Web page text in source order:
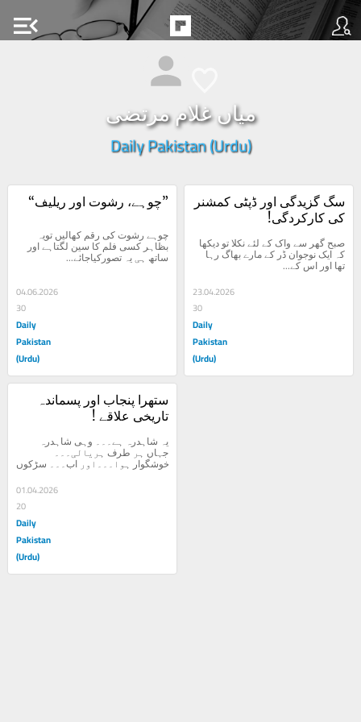
menu_open
میاں غلام مرتضی
Daily Pakistan (Urdu)
”چوہے، رشوت اور ریلیف“
ساتھ ہی یہ تصورکیاجائے...
04.06.2026
30
Daily
Pakistan
(Urdu)
کی کارکردگی!
کہ ایک نوجوان ڈر کے مارے بھاگ رہا
تھا اور اس کے...
23.04.2026
30
Daily
Pakistan
(Urdu)
تاریخی علاقے !
پر...
01.04.2026
20
Daily
Pakistan
(Urdu)